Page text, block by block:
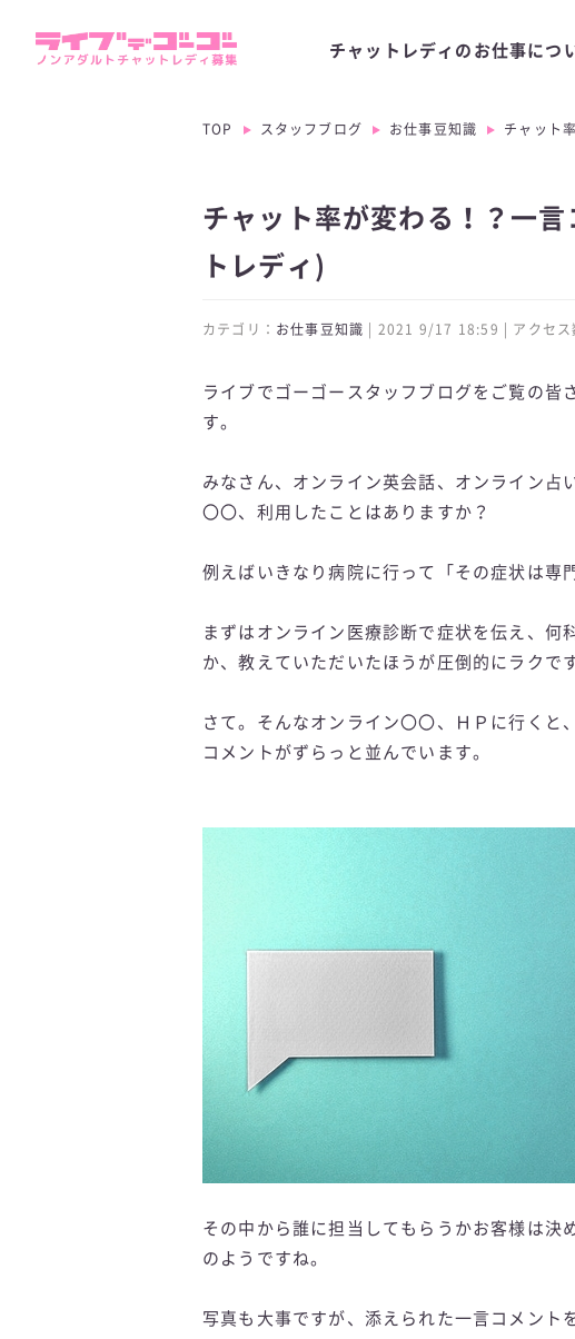
チャットレディのお仕事につ
TOP スタッフブログ お仕事豆知識 チャット
チャット率が変わる！？一
トレディ)
カテゴリ： お仕事豆知識 | 2021 9/17 18:59 | アクセス
ライブでゴーゴースタッフブログをご覧の
す。
みなさん、オンライン英会話、オンライン
〇〇、利用したことはありますか？
例えばいきなり病院に行って「その症状は専
まずはオンライン医療診断で症状を伝え、何
か、教えていただいたほうが圧倒的にラクで
さて。そんなオンライン〇〇、ＨＰに行くと
コメントがずらっと並んでいます。
その中から誰に担当してもらうかお客様は決
のようですね。
写真も大事ですが、添えられた一言コメン